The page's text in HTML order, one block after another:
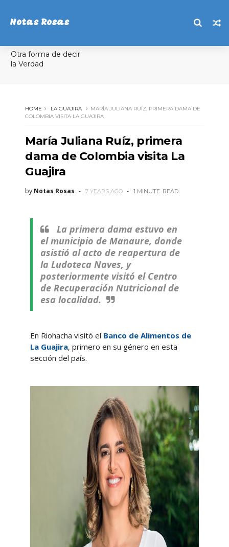
Notas Rosas
Otra forma de decir
la Verdad
HOME LA GUAJIRA
MARÍA JULIANA RUÍZ, PRIMERA DAMA DE
COLOMBIA VISITA LA GUAJIRA
María Juliana Ruíz, primera
dama de Colombia visita La
Guajira
by Notas Rosas 7 YEARS AGO 1 MINUTE READ
La primera dama estuvo en
el municipio de Manaure, donde
asistió al acto de reapertura de
la Ludoteca Naves, y
posteriormente visitó el Centro
de Recuperación Nutricional de
esa localidad.
En Riohacha visitó el Banco de Alimentos de
La Guajira, primero en su género en esta
sección del país.